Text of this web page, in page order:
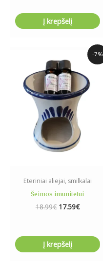
Į krepšelį
-7%
Eteriniai aliejai, smilkalai
Šeimos imunitetui
18.99€
price
was:
18.99€.
17.59€
Current
price
17.59€.
Į krepšelį